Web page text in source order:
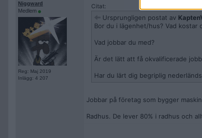
Niggward
Medlem
Reg: Maj 2019
Inlägg: 4 207
Citat:
Ursprungligen postat av
Bor du i lägenhet/hus? Vad kostar
Vad jobbar du med?
Är det lätt att få okvalificerade
Har du lärt dig begriplig
Jobbar på företag som bygger
Radhus. De lever 80% i radhus och